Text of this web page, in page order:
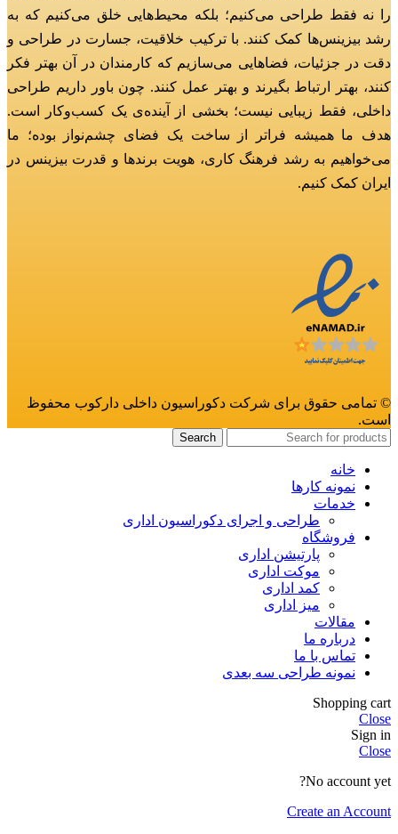
را نه فقط طراحی می‌کنیم؛ بلکه محیط‌هایی خلق می‌کنیم که به
رشد بیزینس‌ها کمک کنند. با ترکیب خلاقیت، جسارت در طراحی و
دقت در جزئیات، فضاهایی می‌سازیم که کارمندان در آن بهتر فکر
کنند، بهتر ارتباط بگیرند و بهتر عمل کنند. چون باور داریم طراحی
داخلی، فقط زیبایی نیست؛ بخشی از آینده‌ی یک کسب‌وکار است.
هدف ما همیشه فراتر از ساخت یک فضای چشم‌نواز بوده؛ ما
می‌خواهیم به رشد فرهنگ کاری، هویت برندها و قدرت بیزینس در
ایران کمک کنیم.
© تمامی حقوق برای شرکت دکوراسیون داخلی دارکوب محفوظ
است.
Search
خانه
نمونه کارها
خدمات
طراحی و اجرای دکوراسیون اداری
فروشگاه
پارتیشن اداری
موکت اداری
کمد اداری
میز اداری
مقالات
درباره ما
تماس با ما
نمونه طراحی سه بعدی
Shopping cart
Close
Sign in
Close
No account yet?
Create an Account